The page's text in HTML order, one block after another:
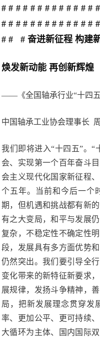
# # # # # # # # # # # # #
# # # # # # # # # # # # #
# # # 奋进新征程 构建
焕发新动能 再创新辉煌
——《全国轴承行业“十四
中国轴承工业协会理事长
我们即将进入“十四五”。“
会、实现第一个百年奋斗
会主义现代化国家新征程
个五年。当前和今后一个
期，但机遇和挑战都有新
有之大变局，和平与发展
复杂，不稳定性不确定性
段，发展具有多方面优势
仍然突出。我们要引导全
变化带来的新特征新要求
展规律，发扬斗争精神，
局，把新发展理念贯穿发
率、更加公平、更可持续
大循环为主体、国内国际